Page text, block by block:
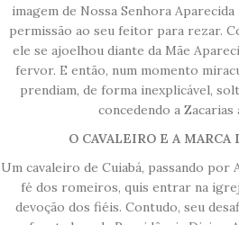
imagem de Nossa Senhora
permissão ao seu feitor para rezar.
ele se ajoelhou diante da Mãe
fervor. E então, num momento
prendiam, de forma inexplicável,
concedendo a Zacarias
O CAVALEIRO E A MARCA
Um cavaleiro de Cuiabá, passando por
fé dos romeiros, quis entrar na
devoção dos fiéis. Contudo, seu